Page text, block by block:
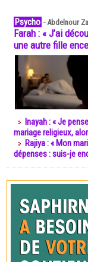
Psycho -Abdelnour
Farah : « J’ai
une autre fille
Inayah : « Je
mariage religieux,
Rajiya : « Mon
dépenses : suis-je